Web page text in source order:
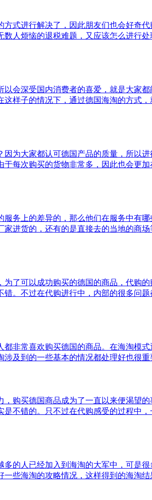
方式进行解决了，因此朋友们也会好奇
数人烦恼的退税难题，又应该怎么进行
以会深受国内消费者的喜爱，就是大家
样子的情况下，通过德国海淘的方式
因为大家都认可德国产品的质量，所以
于每次购买的货物非常多，因此也会更
服务上的差异的，那么他们在服务中有
家进货的，还有的是直接去的当地的商
为了可以成功购买的德国的商品，代购
错。不过在代购进行中，内部的很多问
都非常喜欢购买德国的商品。在海淘模
及到的一些基本的情况都处理好也很
，购买德国商品成为了一直以来便渴望
是不错的。只不过在代购感受的过程中
多的人已经加入到海淘的大军中，可是
一些海淘的攻略情况，这样得到的海淘